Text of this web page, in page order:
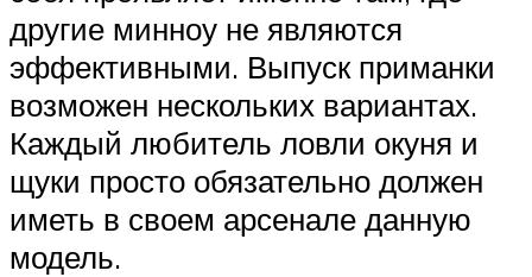
другие минноу не являются
эффективными. Выпуск приманки
возможен нескольких вариантах.
Каждый любитель ловли окуня и
щуки просто обязательно должен
иметь в своем арсенале данную
модель.